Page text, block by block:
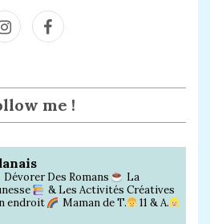
me !
Dévorer Des Romans
La
& Les Activités Créatives
endroit
Maman de T.
11 & A.